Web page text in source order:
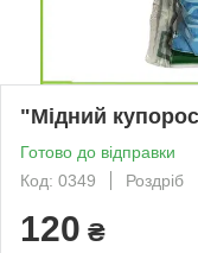
"Мідний
Готово до відправки
Код: 0349
Роздріб
120 ₴